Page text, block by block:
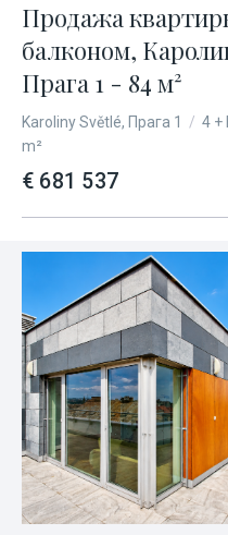
Продажа
балконом,
Прага 1 - 84 м²
Karoliny Světlé, Прага 1 / 4 +
m²
€ 681 537